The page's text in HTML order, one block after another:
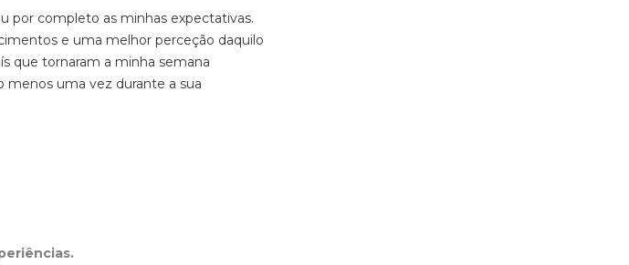
por completo as minhas expectativas.
e uma melhor perceção daquilo
que tornaram a minha semana
menos uma vez durante a sua